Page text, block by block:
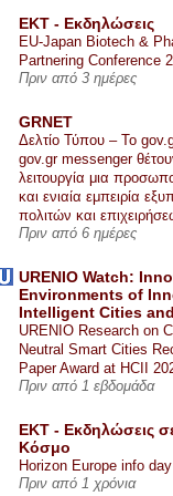
ΕΚΤ - Εκδηλώσεις
EU-Japan Biotech &
Partnering Conference
Πριν από 3 ημέρες
GRNET
Δελτίο Τύπου – Το
gov.gr messenger
λειτουργία μια
και ενιαία εμπειρία
πολιτών και
Πριν από 6 ημέρες
URENIO Watch:
Environments of
Intelligent Cities
URENIO Research on
Neutral Smart Cities
Paper Award at HCII
Πριν από 1 εβδομάδα
ΕΚΤ - Εκδηλώσεις
Κόσμο
Horizon Europe info
Πριν από 1 χρόνια